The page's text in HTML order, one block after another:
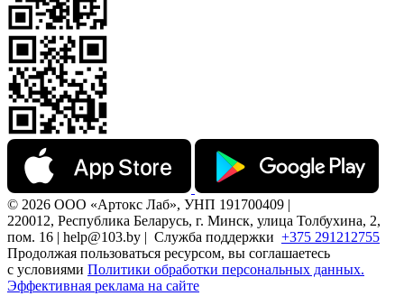
© 2026 ООО «Артокс Лаб», УНП 191700409 |
220012, Республика Беларусь, г. Минск, улица Толбухина, 2,
пом. 16 | help@103.by | Служба поддержки +375 291212755
Продолжая пользоваться ресурсом, вы соглашаетесь
с условиями Политики обработки персональных данных.
Эффективная реклама на сайте